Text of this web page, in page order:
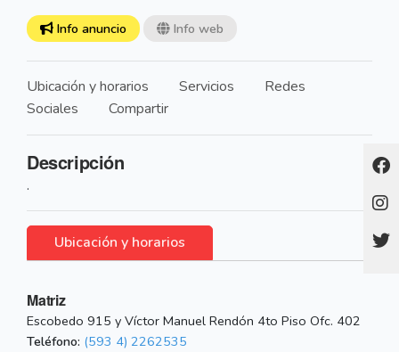
Info anuncio Info web
Ubicación y horarios Servicios
Redes
Sociales
Compartir
Descripción
.
Ubicación y horarios
Matriz
Escobedo 915 y Víctor Manuel Rendón 4to Piso Ofc. 402
Teléfono: (593 4) 2262535